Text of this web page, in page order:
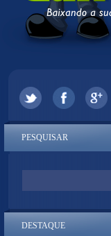
PESQUISAR
DESTAQUE